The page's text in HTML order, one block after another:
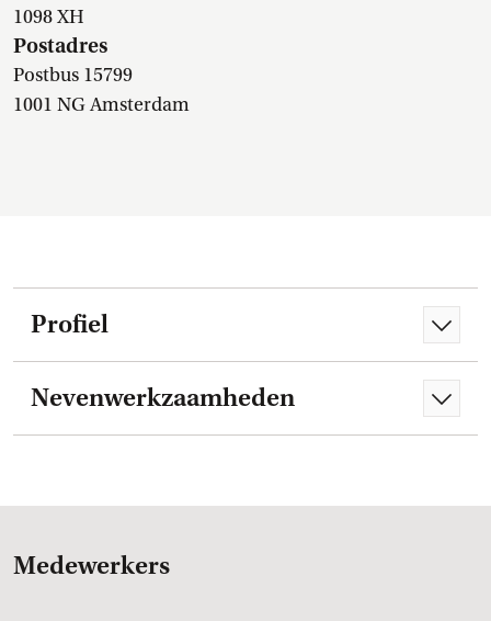
1098 XH
Postadres
Postbus 15799
1001 NG Amsterdam
Profiel
Nevenwerkzaamheden
Medewerkers